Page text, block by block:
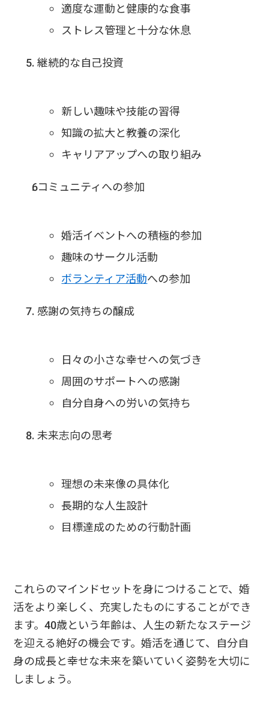
適度な運動と健康的な食事
ストレス管理と十分な休息
継続的な自己投資
新しい趣味や技能の習得
知識の拡大と教養の深化
キャリアアップへの取り組み
コミュニティへの参加
婚活イベントへの積極的参加
趣味のサークル活動
ボランティア活動への参加
感謝の気持ちの醸成
日々の小さな幸せへの気づき
周囲のサポートへの感謝
自分自身への労いの気持ち
未来志向の思考
理想の未来像の具体化
長期的な人生設計
目標達成のための行動計画
これらのマインドセットを身につけることで、婚
活をより楽しく、充実したものにすることができ
ます。40歳という年齢は、人生の新たなステージ
を迎える絶好の機会です。婚活を通じて、自分自
身の成長と幸せな未来を築いていく姿勢を大切に
しましょう。